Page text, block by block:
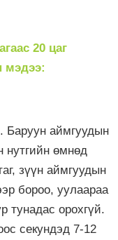
20 цаг
мэдээ:
Баруун аймгуудын
нутгийн өмнөд
зүүн аймгуудын
бороо, уулаараа
тунадас орохгүй.
секундэд 7-12